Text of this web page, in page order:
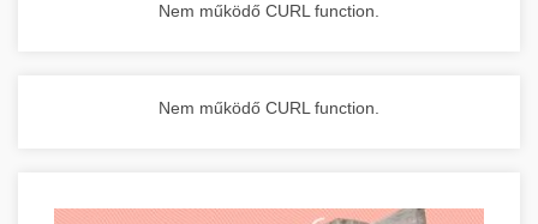
Nem működő CURL function.
Nem működő CURL function.